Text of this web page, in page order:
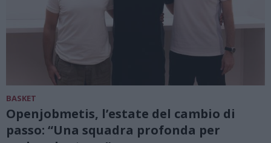
BASKET
Openjobmetis, l’estate del cambio di
passo: “Una squadra profonda per